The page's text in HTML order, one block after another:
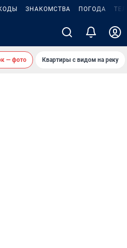
ЗНАКОМСТВА ПОГОДА
— фото Квартиры с видом на реку